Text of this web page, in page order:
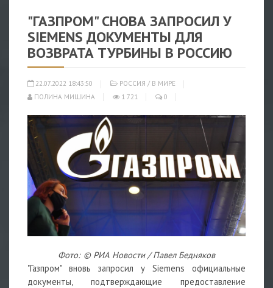
"ГАЗПРОМ" СНОВА ЗАПРОСИЛ У
SIEMENS ДОКУМЕНТЫ ДЛЯ
ВОЗВРАТА ТУРБИНЫ В РОССИЮ
22.07.2022 18:43:50 РОССИЯ / В МИРЕ
ПОЛИНА МИШИНА
1 721 0
Фото: © РИА Новости / Павел Бедняков
"Газпром" вновь запросил у Siemens официальные
документы, подтверждающие предоставление